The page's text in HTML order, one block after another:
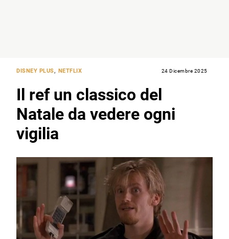
DISNEY PLUS, NETFLIX 24 Dicembre 2025
Il ref un classico del
Natale da vedere ogni
vigilia